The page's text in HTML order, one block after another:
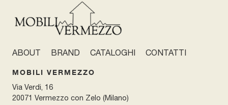
ABOUT BRAND CATALOGHI CONTATTI
MOBILI VERMEZZO
Via Verdi, 16
20071 Vermezzo con Zelo (Milano)